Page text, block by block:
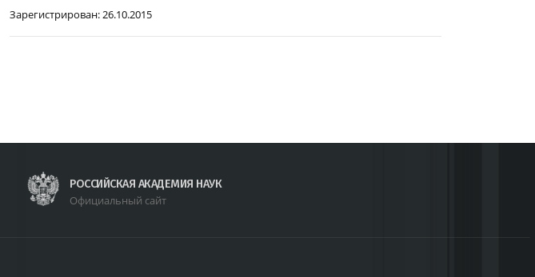
Зарегистрирован:26.10.2015
РОССИЙСКАЯ АКАДЕМИЯ НАУК
Официальный сайт